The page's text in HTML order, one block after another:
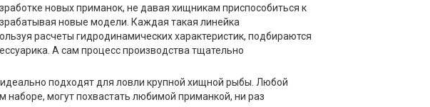
новых приманок, не давая хищникам приспособиться к
новые модели. Каждая такая линейка
расчеты гидродинамических характеристик, подбираются
А сам процесс производства тщательно
подходят для ловли крупной хищной рыбы. Любой
могут похвастать любимой приманкой, ни раз